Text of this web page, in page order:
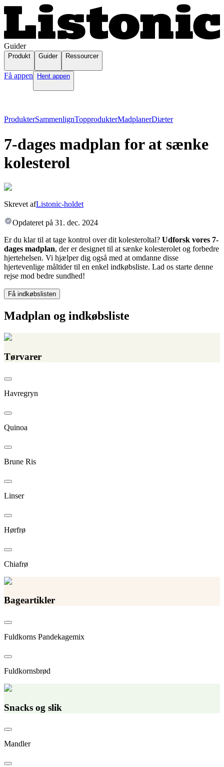
Guider
Produkt Guider Ressourcer
Få appen Hent appen
ProdukterSammenlignTopprodukterMadplanerDiæter
7-dages madplan for at sænke
kolesterol
Skrevet afListonic-holdet
Opdateret på 31. dec. 2024
Er du klar til at tage kontrol over dit kolesteroltal? Udforsk vores 7-
dages madplan, der er designet til at sænke kolesterolet og forbedre
hjertehelsen. Vi hjælper dig også med at omdanne disse
hjertevenlige måltider til en enkel indkøbsliste. Lad os starte denne
rejse mod bedre sundhed!
Få indkøbslisten
Madplan og indkøbsliste
Tørvarer
Havregryn
Quinoa
Brune Ris
Linser
Hørfrø
Chiafrø
Bageartikler
Fuldkorns Pandekagemix
Fuldkornsbrød
Snacks og slik
Mandler